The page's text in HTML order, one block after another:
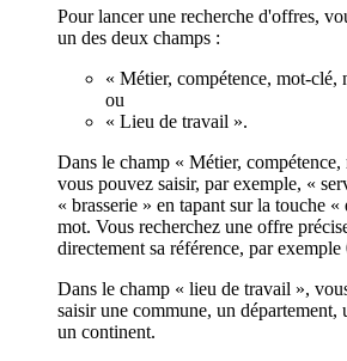
Pour lancer une recherche d'offres,
un des deux champs :
« Métier, compétence, mot-clé,
ou
« Lieu de travail ».
Dans le champ « Métier,
vous pouvez saisir, par exemple, «
« brasserie » en tapant sur la touche «
mot. Vous recherchez une offre
directement sa référence, par
Dans le champ « lieu de travail »,
saisir une commune, un département,
un continent.